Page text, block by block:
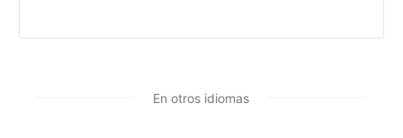
En otros idiomas